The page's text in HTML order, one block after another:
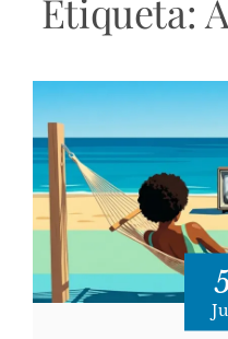
Etiqueta: